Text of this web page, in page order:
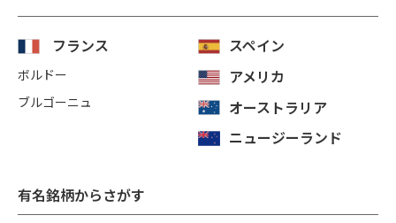
フランス
ボルドー
ブルゴーニュ
スペイン
アメリカ
オーストラリア
ニュージーランド
有名銘柄からさがす